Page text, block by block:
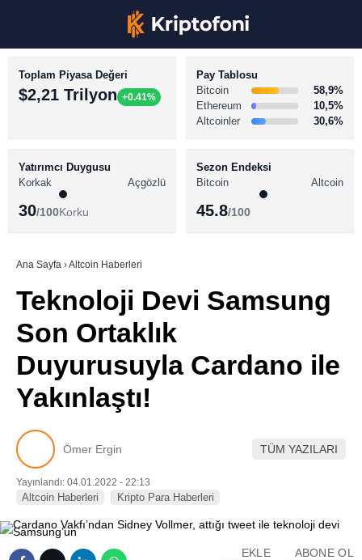
Youtube
BİTCOİN HABERLERİ
ALTCOİN HABERLERİ
SÖZLÜK
Toplam Piyasa Değeri
$2,21 Trilyon +0.41%
Pay Tablosu
Bitcoin
58,9%
Ethereum
10,5%
Altcoinler
30,6%
Yatırımcı Duygusu
Korkak
Açgözlü
30/100Korku
Sezon Endeksi
Bitcoin
Altcoin
45.8/100
Ana Sayfa ›Altcoin Haberleri
Teknoloji Devi Samsung
Son Ortaklık
Duyurusuyla Cardano ile
Yakınlaştı!
Ömer Ergin TÜM YAZILARI
Yayınlandı: 04.01.2022 - 22:13
Altcoin Haberleri Kripto Para Haberleri
EKLE ABONE OL